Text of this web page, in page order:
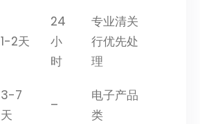
1-2天
24
小
时
专业清关
行优先处
理
3-7
天
–
电子产品
类